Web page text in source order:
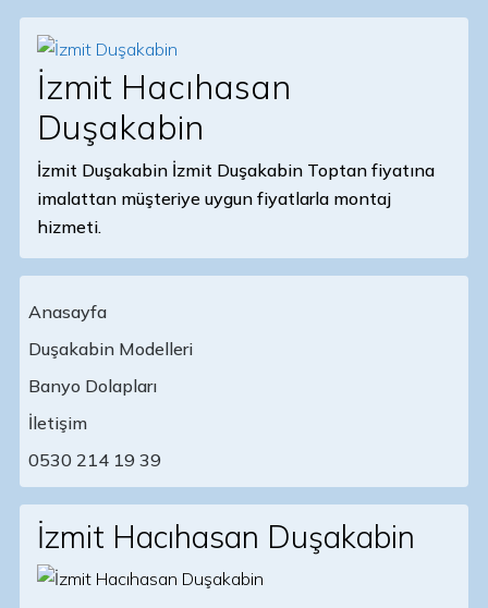
İzmit Hacıhasan
Duşakabin
İzmit Duşakabin İzmit Duşakabin Toptan fiyatına
imalattan müşteriye uygun fiyatlarla montaj
hizmeti.
Main Navigation
Anasayfa
Duşakabin Modelleri
Banyo Dolapları
İletişim
0530 214 19 39
İzmit Hacıhasan Duşakabin